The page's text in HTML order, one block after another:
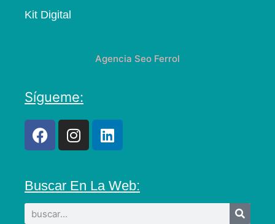
Kit Digital
Agencia Seo Ferrol
Sígueme:
Buscar En La Web: